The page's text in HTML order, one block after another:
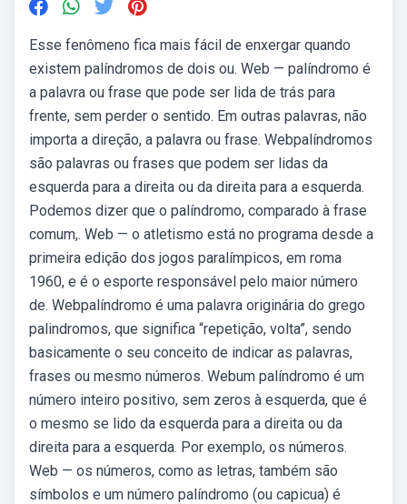
Esse fenômeno fica mais fácil de enxergar quando
existem palíndromos de dois ou. Web — palíndromo é
a palavra ou frase que pode ser lida de trás para
frente, sem perder o sentido. Em outras palavras, não
importa a direção, a palavra ou frase. Webpalíndromos
são palavras ou frases que podem ser lidas da
esquerda para a direita ou da direita para a esquerda.
Podemos dizer que o palíndromo, comparado à frase
comum,. Web — o atletismo está no programa desde a
primeira edição dos jogos paralímpicos, em roma
1960, e é o esporte responsável pelo maior número
de. Webpalíndromo é uma palavra originária do grego
palindromos, que significa “repetição, volta”, sendo
basicamente o seu conceito de indicar as palavras,
frases ou mesmo números. Webum palíndromo é um
número inteiro positivo, sem zeros à esquerda, que é
o mesmo se lido da esquerda para a direita ou da
direita para a esquerda. Por exemplo, os números.
Web — os números, como as letras, também são
símbolos e um número palíndromo (ou capicua) é